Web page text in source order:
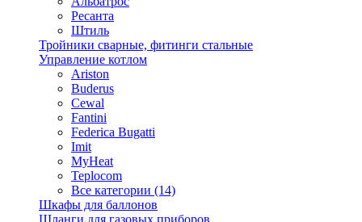
Ресанта
Штиль
Тройники сварные, фитинги стальные
Управление котлом
Ariston
Buderus
Cewal
Fantini
Federica Bugatti
Imit
MyHeat
Teplocom
Все категории (14)
Шкафы для баллонов
Шланги для газовых приборов